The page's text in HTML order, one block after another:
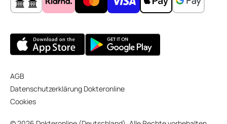
AGB
Datenschutzerklärung Dokteronline
Cookies